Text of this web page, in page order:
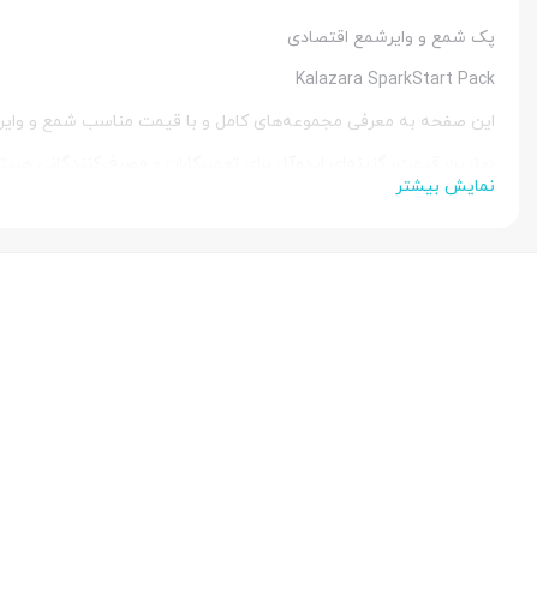
پک شمع و وایرشمع اقتصادی
Kalazara SparkStart Pack
این صفحه به معرفی مجموعه‌های کامل و با قیمت مناسب شمع و
نمایش بیشتر